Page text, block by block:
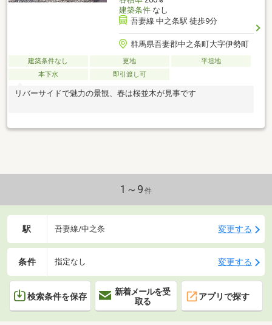
建築条件なし
吾妻線 中之条駅 徒歩9分
群馬県吾妻郡中之条町大字伊勢町
建築条件なし 更地
平坦地
本下水
即引渡し可
リバーサイドで魅力の景観、春は桜並木が見事です
1～9 件
駅 吾妻線/中之条 変更する
条件 指定なし 変更する
検索条件を保存
新着メールを受
取る
アプリで探す